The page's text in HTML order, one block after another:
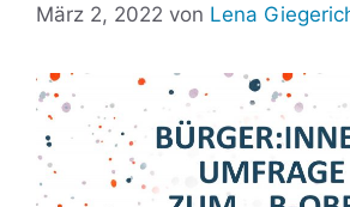
März 2, 2022 von Lena